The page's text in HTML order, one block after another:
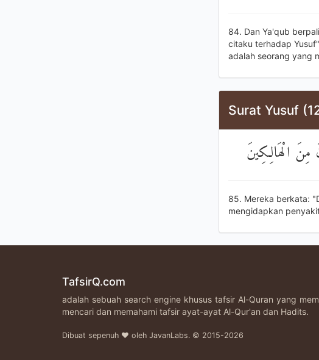
84. Dan Ya'qub
citaku terhadap
adalah seorang yang
Surat Yusuf
الْهَالِكِينَ
85. Mereka berkata:
mengidapkan
TafsirQ.com
adalah sebuah search engine khusus tafsir Al-Quran yang
mencari dan memahami tafsir ayat-ayat Al-Qur'an dan Hadits.
Dibuat sepenuh ♥ oleh JavanLabs. © 2015-2026